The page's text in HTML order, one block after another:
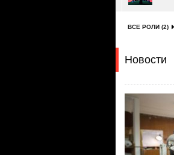
ВСЕ РОЛИ (2)
Новости